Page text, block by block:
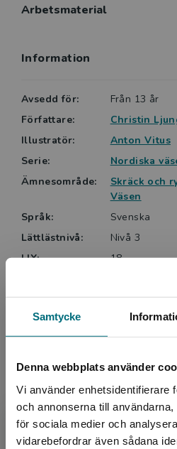
Samtycke
Denna webbplats använder
Vi använder enhetsidentifierare
och annonserna till
för sociala medier och
vidarebefordrar även sådana
Begränsad
står för något helt annat.
Boken är, trots sitt
hålla läsaren på halster
spänningsfaktorn är hög. Utan
onödiga detaljer kan hon
trovärdigt sätt. En
läsare. (Helhetsbetyg 4 av 5)
Maria Christensen, BTJ
Arbetsmaterial
Information
Avsedd för:
Från 13 år
Författare:
Christin
Illustratör:
Anton Vitus
Serie:
Nordiska
Ämnesområde:
Skräck och
Väsen
Språk:
Svenska
Lättlästnivå:
Nivå 3
LIX:
18
Utgivningsår:
2024
Artikelnummer:
47427-01
Upplaga:
Första
Sidantal:
112
Köp- och leveransvillkor